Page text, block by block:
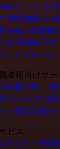
- シンガポ
886旅館人力
を結ぶ課題解
台湾旅館工
ットフォーム
者様向けサー
本最大級。保
士バンク! 新
」就職活動サ
ビス
ネクト - 保育